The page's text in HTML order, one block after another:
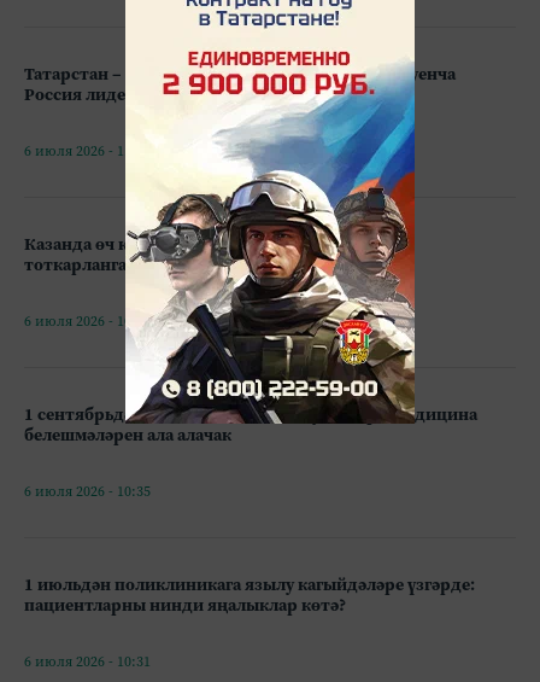
Татарстан – БДИда 100 балл җыючылар саны буенча
Россия лидерлары арасында
6 июля 2026 - 11:17
Казанда өч көндә 19 исерек машина йөртүче
тоткарланган
6 июля 2026 - 10:40
1 сентябрьдән пациентның якын туганнары медицина
белешмәләрен ала алачак
6 июля 2026 - 10:35
1 июльдән поликлиникага язылу кагыйдәләре үзгәрде:
пациентларны нинди яңалыклар көтә?
6 июля 2026 - 10:31